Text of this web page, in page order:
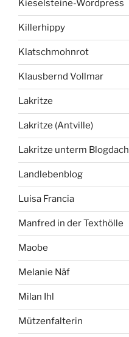
Kieselsteine-Wordpress
Killerhippy
Klatschmohnrot
Klausbernd Vollmar
Lakritze
Lakritze (Antville)
Lakritze unterm Blogdach
Landlebenblog
Luisa Francia
Manfred in der Texthölle
Maobe
Melanie Näf
Milan Ihl
Mützenfalterin